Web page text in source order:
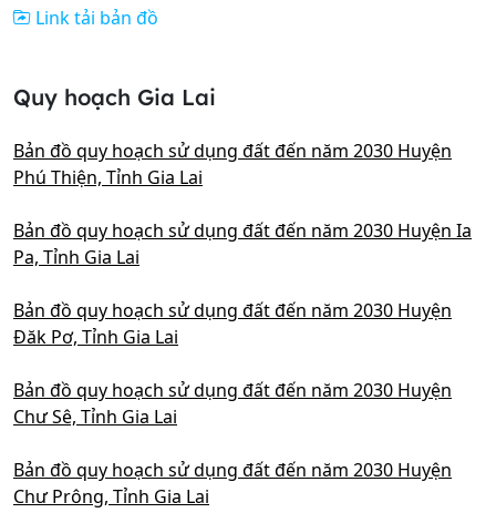
Link tải bản đồ
Quy hoạch Gia Lai
Bản đồ quy hoạch sử dụng đất đến năm 2030 Huyện
Phú Thiện, Tỉnh Gia Lai
Bản đồ quy hoạch sử dụng đất đến năm 2030 Huyện Ia
Pa, Tỉnh Gia Lai
Bản đồ quy hoạch sử dụng đất đến năm 2030 Huyện
Đăk Pơ, Tỉnh Gia Lai
Bản đồ quy hoạch sử dụng đất đến năm 2030 Huyện
Chư Sê, Tỉnh Gia Lai
Bản đồ quy hoạch sử dụng đất đến năm 2030 Huyện
Chư Prông, Tỉnh Gia Lai